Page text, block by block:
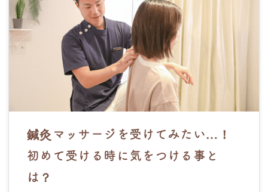
鍼灸マッサージを受けてみたい…！
初めて受ける時に気をつける事と
は？